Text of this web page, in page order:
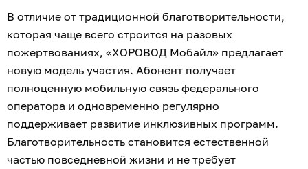
В отличие от традиционной благотворительности,
которая чаще всего строится на разовых
пожертвованиях, «ХОРОВОД Мобайл» предлагает
новую модель участия. Абонент получает
полноценную мобильную связь федерального
оператора и одновременно регулярно
поддерживает развитие инклюзивных программ.
Благотворительность становится естественной
частью повседневной жизни и не требует